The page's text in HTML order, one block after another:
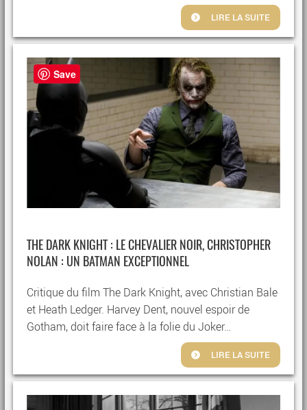
LIRE LA SUITE
THE DARK KNIGHT : LE CHEVALIER NOIR, CHRISTOPHER
NOLAN : UN BATMAN EXCEPTIONNEL
Critique du film The Dark Knight, avec Christian Bale
et Heath Ledger. Harvey Dent, nouvel espoir de
Gotham, doit faire face à la folie du Joker…
LIRE LA SUITE
Save